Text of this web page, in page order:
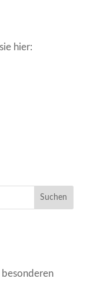
hier:
besonderen